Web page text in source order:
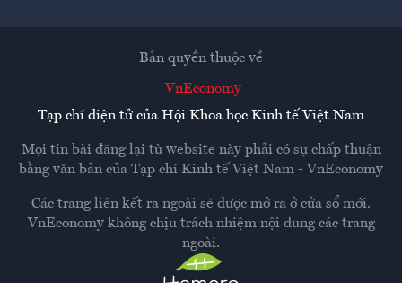
Bản quyền thuộc về
VnEconomy
Tạp chí điện tử của Hội Khoa học Kinh tế Việt Nam
Mọi tin bài đăng lại từ website này phải có sự chấp thuận
bằng văn bản của Tạp chí Kinh tế Việt Nam - VnEconomy
Các trang liên kết ra ngoài sẽ được mở ra ở cửa sổ mới.
VnEconomy không chịu trách nhiệm nội dung các trang
ngoài.